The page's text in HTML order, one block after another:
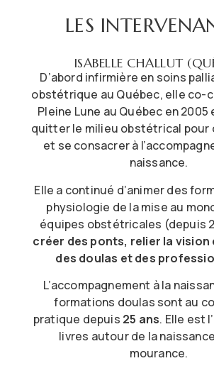
LES
ISABELLE CHALLUT
D’abord infirmière en soins
obstétrique au Québec, elle co-
Pleine Lune au Québec en
quitter le milieu obstétrical pour
et se consacrer à
naissance.
Elle a continué d’animer des
physiologie de la mise au
équipes obstétricales (depuis
créer des ponts, relier la vision
des doulas et des
L’accompagnement à la
formations doulas sont au
pratique depuis 25 ans. Elle est
livres autour de la
mourance.